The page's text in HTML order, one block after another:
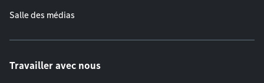
Salle des médias
Travailler avec nous